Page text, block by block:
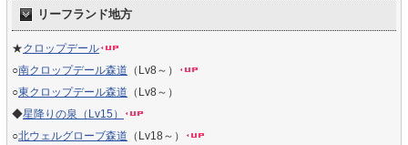
リーフランド地方
★クロップデール
○南クロップデール森道 （Lv8～）
○東クロップデール森道 （Lv8～）
◆星降りの泉（Lv15）
○北ウェルグローブ森道 （Lv18～）